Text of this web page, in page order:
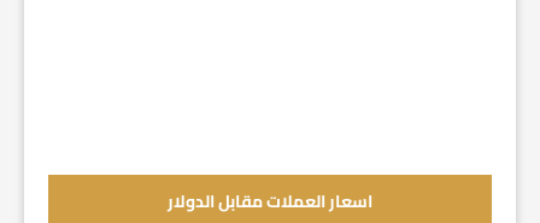
اسعار العملات مقابل الدولار